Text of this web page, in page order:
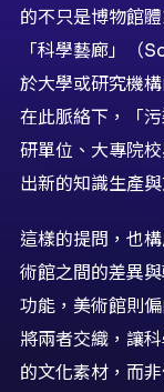
的不只是博物館
「科學藝廊」（
於大學或研究機
在此脈絡下，「
研單位、大專院
出新的知識生產
這樣的提問，也
術館之間的差異
功能，美術館則
將兩者交織，讓
的文化素材，而